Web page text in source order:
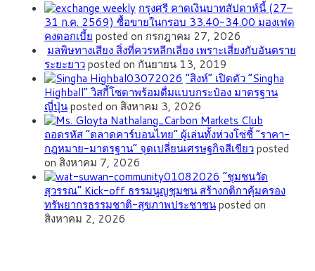
กรุงศรี คาดเงินบาทสัปดาห์นี้ (27–
31 ก.ค. 2569) ซื้อขายในกรอบ 33.40-34.00 มองเฟด
คงดอกเบี้ย posted on กรกฎาคม 27, 2026
มลพิษทางเสียง สิ่งที่ควรหลีกเลี่ยง เพราะเสี่ยงกับอันตราย
ระยะยาวposted on กันยายน 13, 2019
“สิงห์” เปิดตัว “Singha
Highball” วิสกี้โซดาพร้อมดื่มแบบกระป๋อง มาตรฐาน
ญี่ปุ่นposted on สิงหาคม 3, 2026
ถอดรหัส “ตลาดคาร์บอนไทย” ผู้เล่นทั้งห่วงโซ่ชี้ “ราคา-
กฎหมาย-มาตรฐาน” จุดเปลี่ยนเศรษฐกิจสีเขียวposted
on สิงหาคม 7, 2026
”ชุมชนวัด
สุวรรณ” Kick-off ธรรมนูญชุมชน สร้างกติกาคุ้มครอง
ทรัพยากรธรรมชาติ-สุขภาพประชาชนposted on
สิงหาคม 2, 2026